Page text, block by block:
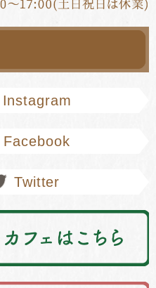
Instagram
Facebook
Twitter